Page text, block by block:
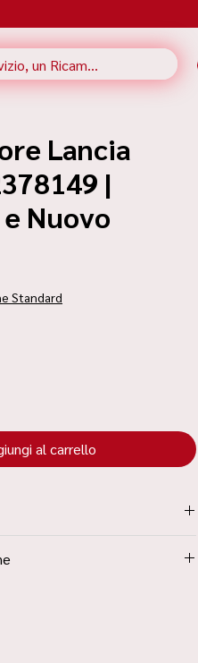
Lancia
|
Nuovo
Standard
al carrello